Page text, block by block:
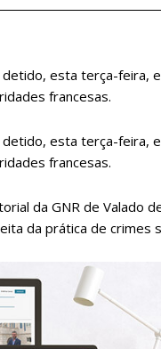
esta terça-feira,
francesas.
esta terça-feira,
francesas.
da GNR de Valado
da prática de crimes